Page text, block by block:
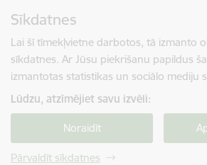
Sīkdatnes
Lai šī tīmekļvietne darbotos, tā izmanto
sīkdatnes. Ar Jūsu piekrišanu papildus
izmantotas statistikas un sociālo mediju
Lūdzu, atzīmējiet savu izvēli:
Noraidīt
Pārvaldīt sīkdatnes